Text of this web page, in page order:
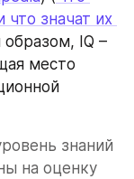
что значат их
образом, IQ –
место
знаний
на оценку